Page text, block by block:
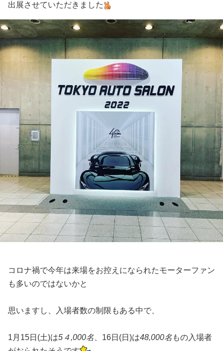
出展させていただきました
コロナ禍で今年は来場をお控えになられたモーターファン
も多いのではないかと
思いますし、入場者数の制限もある中で、
1月15日(土)は5４,000名 、16日(日)は48,000名もの入場者